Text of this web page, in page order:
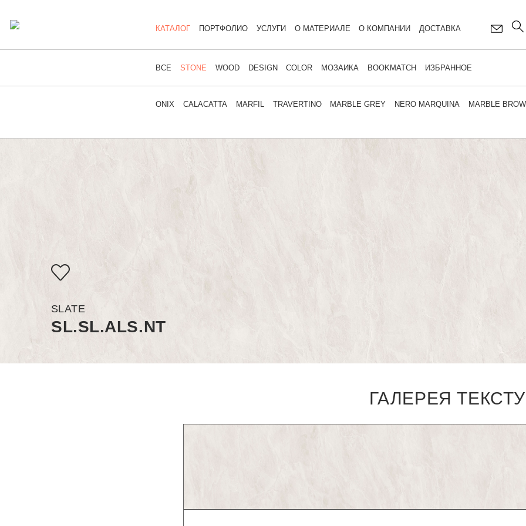
КАТАЛОГ
ВСЕ STONE
ONIX CALACATTA MARFIL TRAVERTINO MARBLE GREY NERO MARQUINA MARBLE
WOOD DESIGN COLOR МОЗАИКА BOOKMATCH ИЗБРАННОЕ
ПОРТФОЛИО УСЛУГИ О МАТЕРИАЛЕ О КОМПАНИИ ДОСТАВКА
SLATE
SL.SL.ALS.NT
ГАЛЕРЕЯ